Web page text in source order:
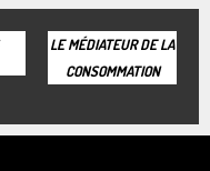
LE MÉDIATEUR DE LA
CONSOMMATION